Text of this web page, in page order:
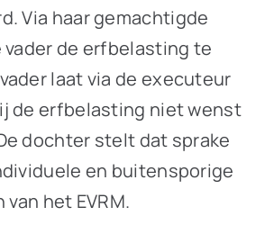
Via haar gemachtigde
vader de erfbelasting te
laat via de executeur
de erfbelasting niet wenst
dochter stelt dat sprake
en buitensporige
het EVRM.